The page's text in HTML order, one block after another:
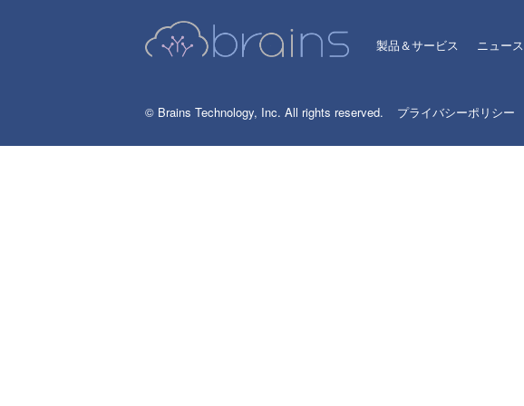
製品＆サービス ニュース
© Brains Technology, Inc. All rights reserved. プライバシーポリシー